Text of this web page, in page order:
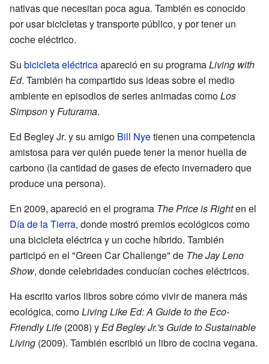
nativas que necesitan poca agua. También es conocido
por usar bicicletas y transporte público, y por tener un
coche eléctrico.
Su bicicleta eléctricaapareció en su programaLiving with
Ed. También ha compartido sus ideas sobre el medio
ambiente en episodios de series animadas comoLos
Simpsony Futurama.
Ed Begley Jr. y su amigo Bill Nyetienen una competencia
amistosa para ver quién puede tener la menor huella de
carbono (la cantidad de gases de efecto invernadero que
produce una persona).
En 2009, apareció en el programa The Price is Righten el
Día de la Tierra, donde mostró premios ecológicos como
una bicicleta eléctrica y un coche híbrido. También
participó en el "Green Car Challenge" de The Jay Leno
Show, donde celebridades conducían coches eléctricos.
Ha escrito varios libros sobre cómo vivir de manera más
ecológica, comoLiving Like Ed: A Guide to the Eco-
Friendly Life (2008) y Ed Begley Jr.'s Guide to Sustainable
Living (2009). También escribió un libro de cocina vegana.